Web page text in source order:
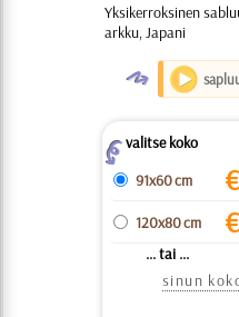
Yksikerroksinen
arkku, Japani
O
Zvalitse koko
91x60 cm
€
120x80 cm €
... tai ...
sinun